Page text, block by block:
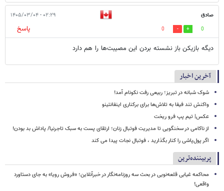
صادق ۰۲:۲۹ - ۱۴۰۵/۰۳/۰۴
0
0
پاسخ
دیگه بازیکن باز نشسته بردن این مصیبت‌ها را هم دارد
آخرین اخبار
شوک شبانه در تبریز؛ ربیعی رفت نکونام آمد!
واکنش تند فیفا به تلاش‌ها برای برکناری اینفانتینو
عکس| تیم پپ فرو ریخت
از ناکامی در سخنگویی تا مدیریت فوتبال زنان؛ ارتقای پست به سبک تاجرنیا/ پاداش بد بودن!
اگر پول‌پاشی را کنار بگذارید ، فوتبال نجات پیدا می کند
پربیننده‌ترین
محاکمه غیابی قلعه‌نویی در بحث سه روزنامه‌نگار در خبرآنلاین؛ «فروش رویا» به جای دستاورد
واقعی!